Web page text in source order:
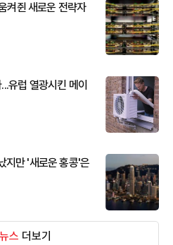
켜쥔 새로운 전략자
유럽 열광시킨 메이
지만 '새로운 홍콩'은
스 더보기